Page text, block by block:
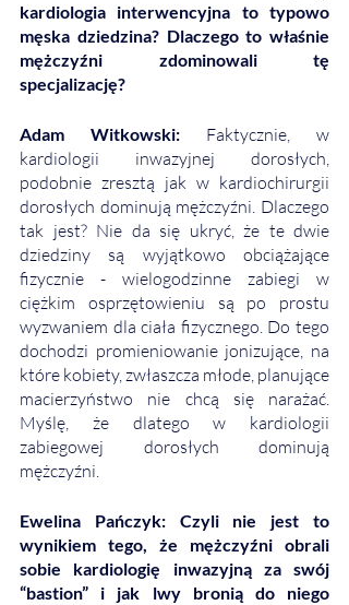
kardiologia interwencyjna to typowo
męska dziedzina? Dlaczego to właśnie
mężczyźni zdominowali tę
specjalizację?
Adam Witkowski: Faktycznie, w
kardiologii inwazyjnej dorosłych,
podobnie zresztą jak w kardiochirurgii
dorosłych dominują mężczyźni. Dlaczego
tak jest? Nie da się ukryć, że te dwie
dziedziny są wyjątkowo obciążające
fizycznie - wielogodzinne zabiegi w
ciężkim osprzętowieniu są po prostu
wyzwaniem dla ciała fizycznego. Do tego
dochodzi promieniowanie jonizujące, na
które kobiety, zwłaszcza młode, planujące
macierzyństwo nie chcą się narażać.
Myślę, że dlatego w kardiologii
zabiegowej dorosłych dominują
mężczyźni.
Ewelina Pańczyk: Czyli nie jest to
wynikiem tego, że mężczyźni obrali
sobie kardiologię inwazyjną za swój
“bastion” i jak lwy bronią do niego